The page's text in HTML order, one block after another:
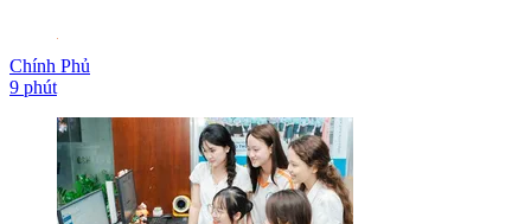
Chính Phủ
9 phút